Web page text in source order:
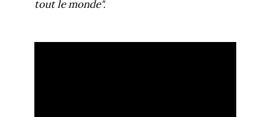
tout le monde".